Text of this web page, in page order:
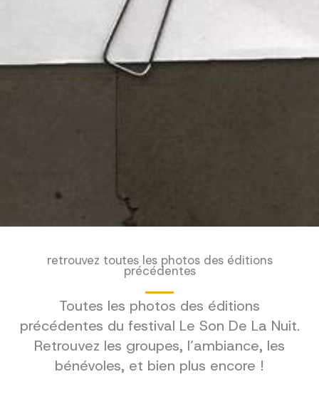
retrouvez toutes les photos des éditions
précédentes
Toutes les photos des éditions
précédentes du festival Le Son De La Nuit.
Retrouvez les groupes, l’ambiance, les
bénévoles, et bien plus encore !